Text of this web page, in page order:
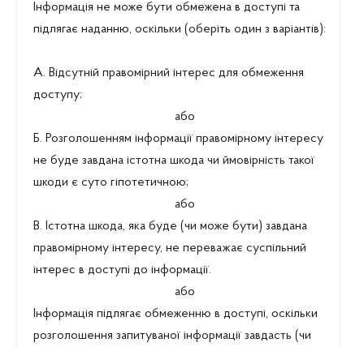
Інформація не може бути обмежена в доступі та
підлягає наданню, оскільки (оберіть один з варіантів):
А. Відсутній правомірний інтерес для обмеження
доступу;
або
Б. Розголошенням інформації правомірному інтересу
не буде завдана істотна шкода чи ймовірність такої
шкоди є суто гіпотетичною;
або
В. Істотна шкода, яка буде (чи може бути) завдана
правомірному інтересу, не переважає суспільний
інтерес в доступі до інформації.
або
Інформація підлягає обмеженню в доступі, оскільки
розголошення запитуваної інформації завдасть (чи